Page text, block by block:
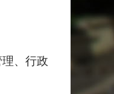
、行政